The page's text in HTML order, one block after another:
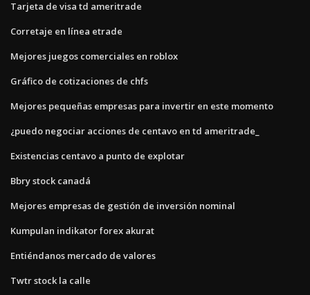
Tarjeta de visa td ameritrade
Corretaje en línea etrade
Mejores juegos comerciales en roblox
Gráfico de cotizaciones de chfs
Mejores pequeñas empresas para invertir en este momento
¿puedo negociar acciones de centavo en td ameritrade_
Existencias centavo a punto de explotar
Bbry stock canadá
Mejores empresas de gestión de inversión nominal
Kumpulan indikator forex akurat
Entiéndanos mercado de valores
Twtr stock la calle